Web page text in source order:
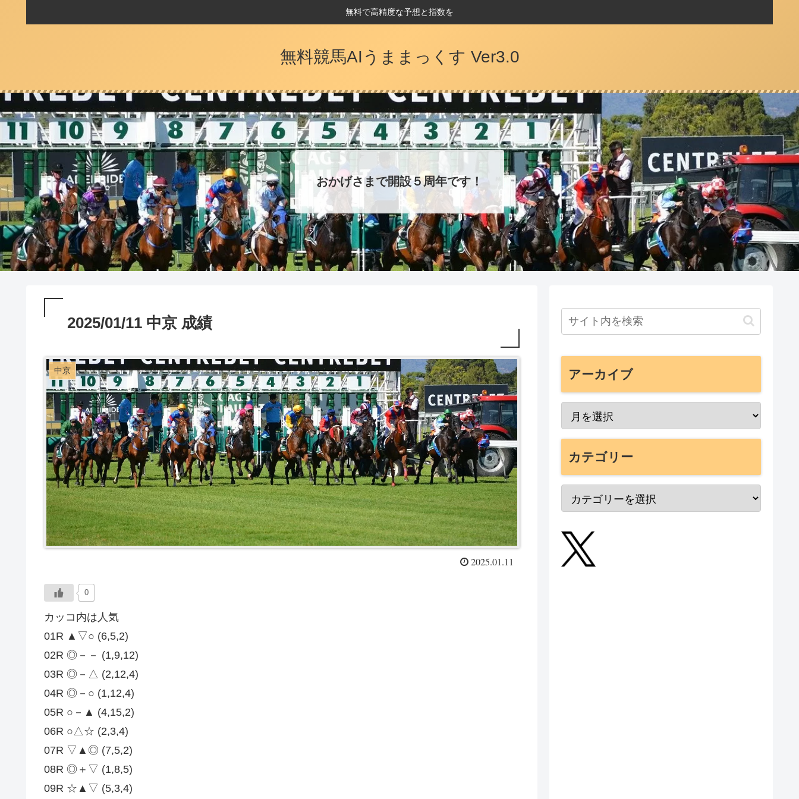
無料で高精度な予想と指数を
無料競馬AIうままっくす Ver3.0
おかげさまで開設５周年です！
2025/01/11 中京 成績
中京
2025.01.11
0
カッコ内は人気
01R ▲▽○ (6,5,2)
02R ◎－－ (1,9,12)
03R ◎－△ (2,12,4)
04R ◎－○ (1,12,4)
05R ○－▲ (4,15,2)
06R ○△☆ (2,3,4)
07R ▽▲◎ (7,5,2)
08R ◎＋▽ (1,8,5)
09R ☆▲▽ (5,3,4)
アーカイブ
カテゴリー